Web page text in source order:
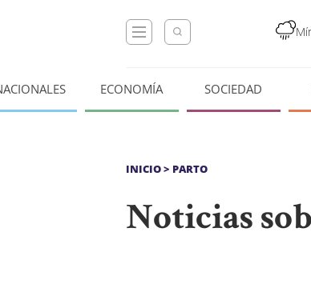
ECONOMÍA SOCIEDAD
INICIO> PARTO
Noticias